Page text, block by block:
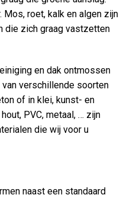
roet, kalk en algen zijn
die zich graag vastzetten
en dak ontmossen
van verschillende soorten
of in klei, kunst- en
PVC, metaal, … zijn
die wij voor u
naast een standaard